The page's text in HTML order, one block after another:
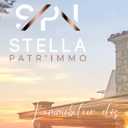
L'immobilier